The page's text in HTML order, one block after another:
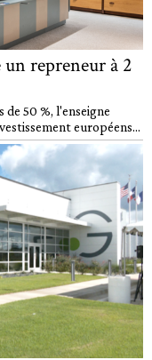
repreneur à 2
de 50 %, l'enseigne
européens...